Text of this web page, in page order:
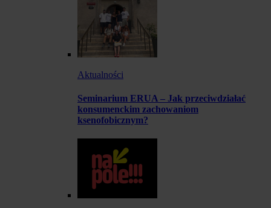
Aktualności
Seminarium ERUA – Jak przeciwdziałać
konsumenckim zachowaniom
ksenofobicznym?